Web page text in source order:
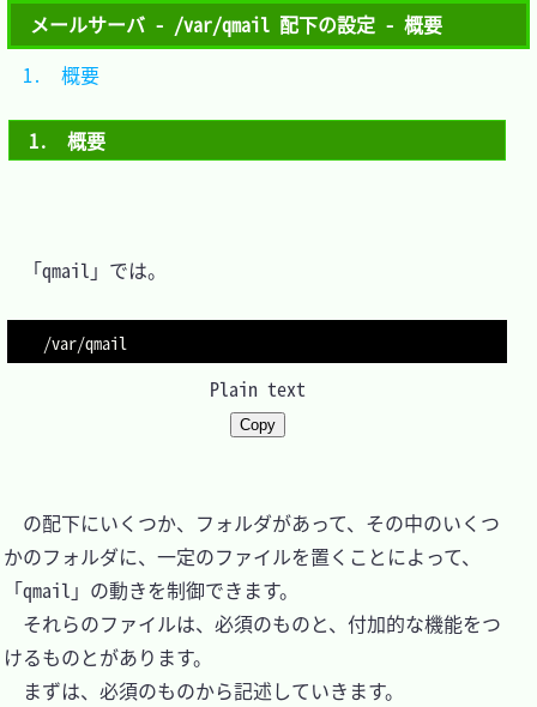
メールサーバ - /var/qmail 配下の設定 - 概要
1.　概要
「qmail」では。
Plain text
Copy
の配下にいくつか、フォルダがあって、その中のいくつ
かのフォルダに、一定のファイルを置くことによって、
「qmail」の動きを制御できます。
それらのファイルは、必須のものと、付加的な機能をつ
けるものとがあります。
まずは、必須のものから記述していきます。